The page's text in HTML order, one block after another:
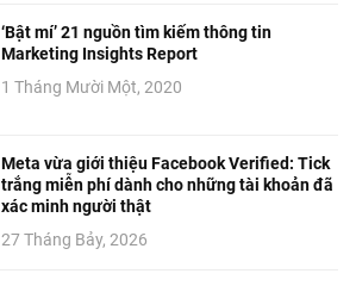
‘Bật mí’ 21 nguồn tìm kiếm thông tin
Marketing Insights Report
1 Tháng Mười Một, 2020
Meta vừa giới thiệu Facebook Verified: Tick
trắng miễn phí dành cho những tài khoản đã
xác minh người thật
27 Tháng Bảy, 2026